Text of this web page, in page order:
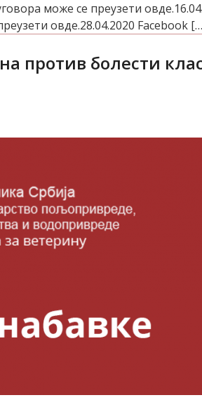
може се преузети
овде.28.04.2020 Facebook
против болести